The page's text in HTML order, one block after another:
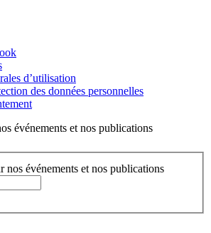
d’utilisation
des données personnelles
événements et nos publications
nos événements et nos publications